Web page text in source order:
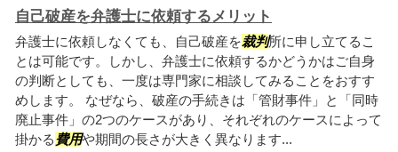
自己破産を弁護士に依頼するメリット
弁護士に依頼しなくても、自己破産を裁判所に申し立てるこ
とは可能です。しかし、弁護士に依頼するかどうかはご自身
の判断としても、一度は専門家に相談してみることをおすす
めします。 なぜなら、破産の手続きは「管財事件」と「同時
廃止事件」の2つのケースがあり、それぞれのケースによって
掛かる費用や期間の長さが大きく異なります...